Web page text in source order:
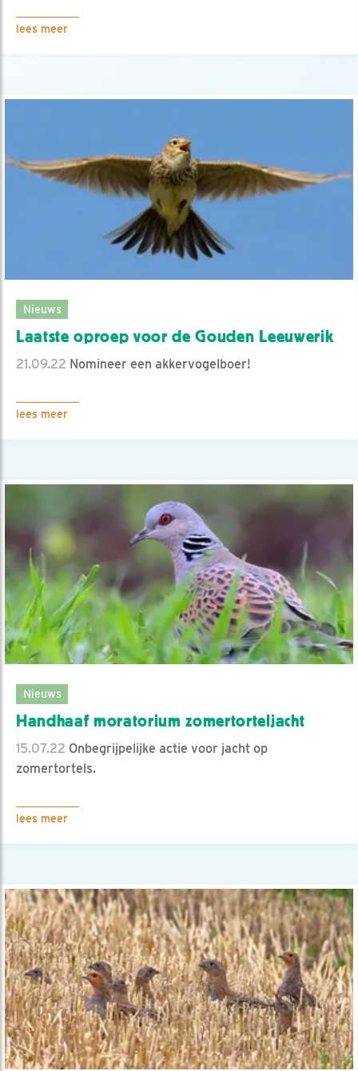
lees meer
Nieuws
Laatste oproep voor de Gouden Leeuwerik
21.09.22 Nomineer een akkervogelboer!
lees meer
Nieuws
Handhaaf moratorium zomertorteljacht
15.07.22 Onbegrijpelijke actie voor jacht op
zomertortels.
lees meer